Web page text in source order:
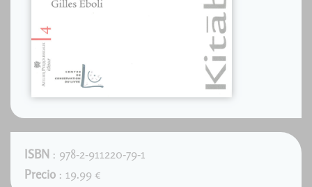
ISBN : 978-2-911220-79-1
Precio : 19.99 €